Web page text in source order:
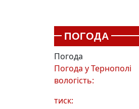
ПОГОДА
Погода
Погода уТернополі
вологість:
тиск: